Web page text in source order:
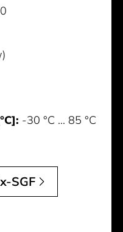
-30 °C ... 85 °C
SGF